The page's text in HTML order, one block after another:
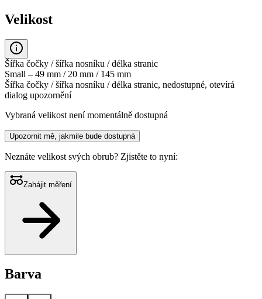
Velikost
Šířka čočky / šířka nosníku / délka stranic
Small – 49 mm / 20 mm / 145 mm
Šířka čočky / šířka nosníku / délka stranic, nedostupné, otevírá
dialog upozornění
Vybraná velikost není momentálně dostupná
Upozornit mě, jakmile bude dostupná
Neznáte velikost svých obrub? Zjistěte to nyní:
Zahájit měření
Barva